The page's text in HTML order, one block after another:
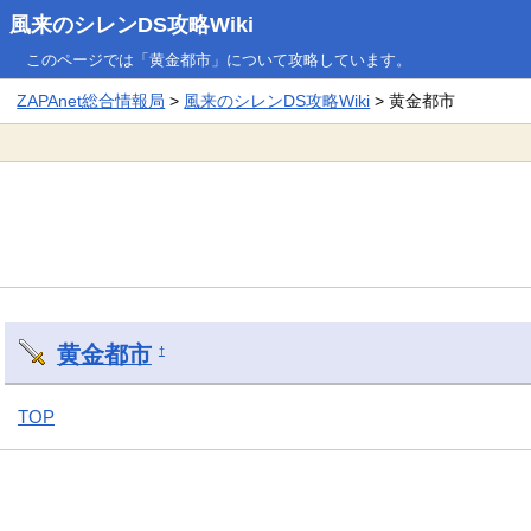
風来のシレンDS攻略Wiki
このページでは「黄金都市」について攻略しています。
ZAPAnet総合情報局 > 風来のシレンDS攻略Wiki > 黄金都市
黄金都市 †
TOP